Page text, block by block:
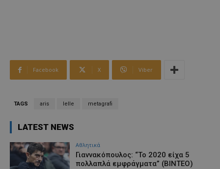
Facebook X Viber
TAGS aris lelle metagrafi
LATEST NEWS
Αθλητικά
Γιαννακόπουλος: “Το 2020 είχα 5
πολλαπλά εμφράγματα” (BINTEO)